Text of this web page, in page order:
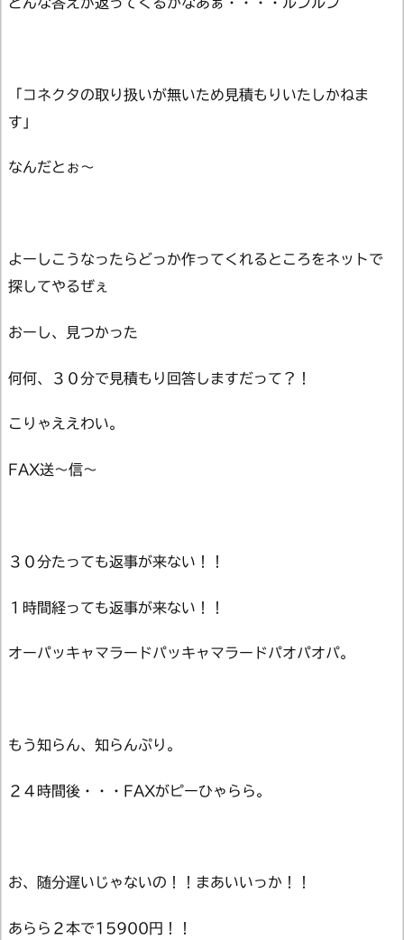
「コネクタの取り扱いが無いため見積もりいたしかねま
す」
なんだとぉ～
よーしこうなったらどっか作ってくれるところをネットで
探してやるぜぇ
おーし、見つかった
何何、３０分で見積もり回答しますだって？！
こりゃええわい。
FAX送～信～
３０分たっても返事が来ない！！
１時間経っても返事が来ない！！
オーパッキャマラードパッキャマラードパオパオパ。
もう知らん、知らんぷり。
２４時間後・・・FAXがピーひゃらら。
お、随分遅いじゃないの！！まあいいっか！！
あらら２本で15900円！！